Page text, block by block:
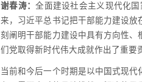
谢春涛：全面建设社会主义现代化
来，习近平总书记把干部能力建设
刻阐明干部能力建设中具有方向性
们党取得新时代伟大成就作出了重要
当前和今后一个时期是以中国式现